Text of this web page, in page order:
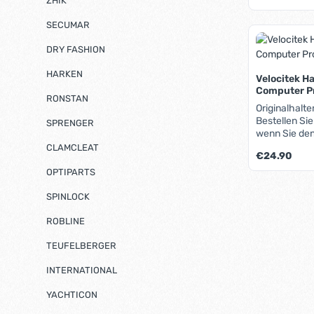
SECUMAR
DRY FASHION
HARKEN
RONSTAN
SPRENGER
CLAMCLEAT
OPTIPARTS
SPINLOCK
ROBLINE
TEUFELBERGER
INTERNATIONAL
YACHTICON
Velocitek
Computer
Bestellen
wenn Sie
zuck erledigt. Die Bohrungen erlauben eine
Montage
Regulärer
€24.90